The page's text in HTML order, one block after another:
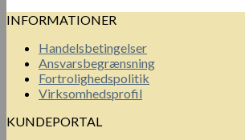
INFORMATIONER
Handelsbetingelser
Ansvarsbegrænsning
Fortrolighedspolitik
Virksomhedsprofil
KUNDEPORTAL